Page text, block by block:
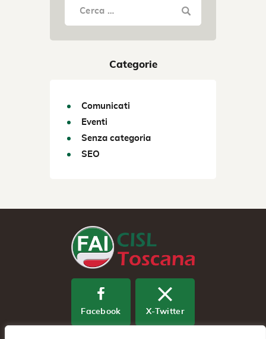
Categorie
Comunicati
Eventi
Senza categoria
SEO
Facebook X-Twitter